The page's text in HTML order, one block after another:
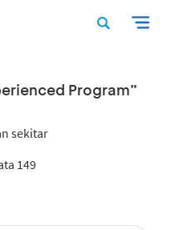
Program”
sekitar
149